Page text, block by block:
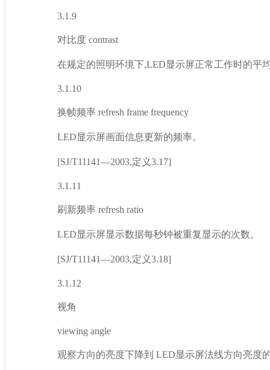
3.1.9
对比度 contrast
在规定的照明环境下,LED显示屏正常工作时的平均亮
3.1.10
换帧频率 refresh frame frequency
LED显示屏画面信息更新的频率。
[SJ/T11141—2003,定义3.17]
3.1.11
刷新频率 refresh ratio
LED显示屏显示数据每秒钟被重复显示的次数。
[SJ/T11141—2003,定义3.18]
3.1.12
视角
viewing angle
观察方向的亮度下降到 LED显示屏法线方向亮度